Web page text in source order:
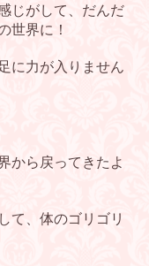
じがして、だんだ
世界に！
に力が入りません
から戻ってきたよ
て、体のゴリゴリ